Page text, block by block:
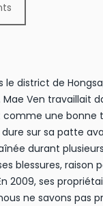
le district de
Ven travaillait
une bonne
sur sa patte
durant
blessures, raison
2009, ses
ne savons pas